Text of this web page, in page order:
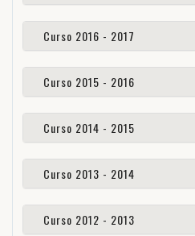
Curso 2016 - 2017
Curso 2015 - 2016
Curso 2014 - 2015
Curso 2013 - 2014
Curso 2012 - 2013